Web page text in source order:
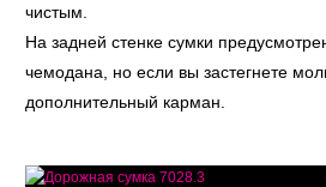
чистым.
На задней стенке сумки
чемодана, но если вы застегнете
дополнительный карман.